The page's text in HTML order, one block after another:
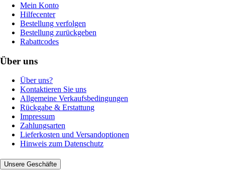
Mein Konto
Hilfecenter
Bestellung verfolgen
Bestellung zurückgeben
Rabattcodes
Über uns
Über uns?
Kontaktieren Sie uns
Allgemeine Verkaufsbedingungen
Rückgabe & Erstattung
Impressum
Zahlungsarten
Lieferkosten und Versandoptionen
Hinweis zum Datenschutz
Unsere Geschäfte